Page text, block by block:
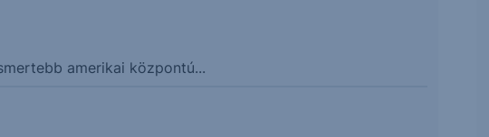
amerikai központú...